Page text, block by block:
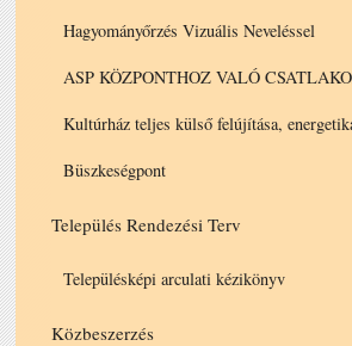
Hagyományőrzés Vizuális Neveléssel
ASP KÖZPONTHOZ VALÓ
Kultúrház teljes külső felújítása,
Büszkeségpont
Település Rendezési Terv
Településképi arculati kézikönyv
Közbeszerzés